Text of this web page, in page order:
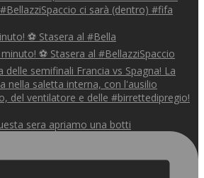
⚽️ Stasera al #Bella
sera apriamo una botti